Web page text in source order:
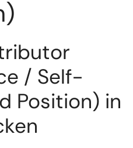
/ Self-
Position) in